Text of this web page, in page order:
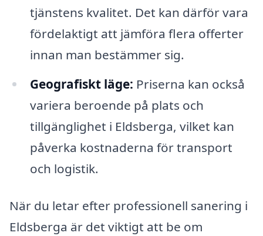
tjänstens kvalitet. Det kan därför vara
fördelaktigt att jämföra flera offerter
innan man bestämmer sig.
Geografiskt läge: Priserna kan också
variera beroende på plats och
tillgänglighet i Eldsberga, vilket kan
påverka kostnaderna för transport
och logistik.
När du letar efter professionell sanering i
Eldsberga är det viktigt att be om